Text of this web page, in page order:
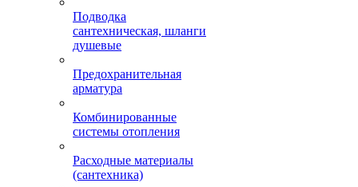
Подводка
сантехническая, шланги
душевые
Предохранительная
арматура
Комбинированные
системы отопления
Расходные материалы
(сантехника)